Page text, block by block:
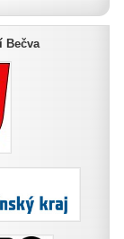
Bečva